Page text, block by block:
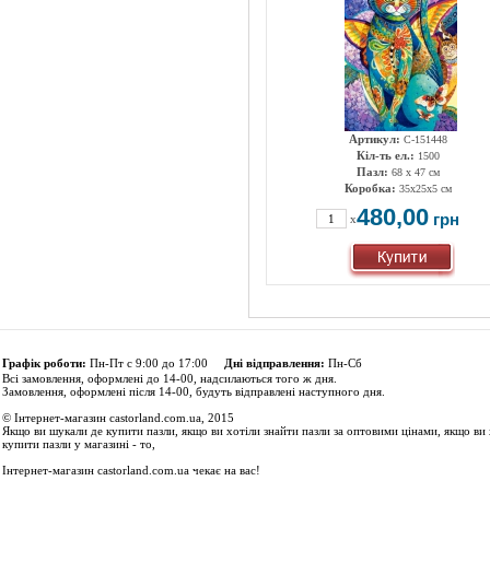
Артикул: C-151448
Кіл-ть ел.: 1500
Пазл: 68 x 47 см
Коробка: 35х25х5 см
x480,00 грн
Графік роботи: Пн-Пт с 9:00 до 17:00 Дні відправлення: Пн-Сб
Всі замовлення, оформлені до 14-00, надсилаються того ж дня.
Замовлення, оформлені після 14-00, будуть відправлені наступного дня.
© Інтернет-магазин castorland.com.ua, 2015
Якщо ви шукали де купити пазли, якщо ви хотіли знайти пазли за оптовими цінами, якщо ви
купити пазли у магазині - то,
Інтернет-магазин castorland.com.ua чекає на вас!